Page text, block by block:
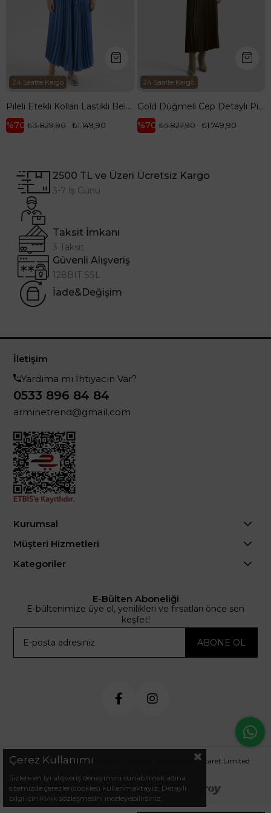
Pileli Etekli Kolları Lastikli Belden Kurdele Detaylı Etekli İkili Takım-Mavi 25YT656
₺1.149,90
24 Saatte Kargo
Gold Düğmeli Cep Detaylı Pilise Etekli Yelekli İkili Takım-Yağ Yeşili 25KT643
%70
₺1.749,90
₺5.827,90
2500 TL ve Üzeri Ücretsiz Kargo
3-7 İş Günü
Taksit İmkanı
3 Taksit
Güvenli Alışveriş
128BIT SSL
İade&Değişim
İletişim
Yardıma mı İhtiyacın Var?
0533 896 84 84
arminetrend@gmail.com
Kurumsal
Müşteri Hizmetleri
Kategoriler
E-Bülten Aboneliği
E-bültenimize üye ol, yenilikleri ve fırsatları önce sen
keşfet!
ABONE OL
© 2024 .arminetrend.com.tr. Sembol Mağazacılık Ticaret Limited
Çerez Kullanımı
Sizlere en iyi alışveriş deneyimini sunabilmek adına
sitemizde çerezler(cookies) kullanmaktayız. Detaylı
bilgi için Kvkk sözleşmesini inceleyebilirsiniz.